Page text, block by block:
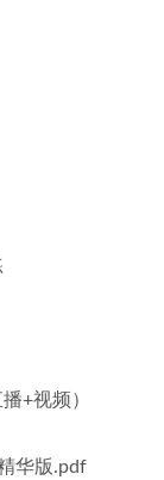
+视频）
华版.pdf